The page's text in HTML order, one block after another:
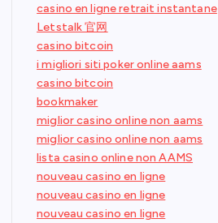
casino en ligne retrait instantane
Letstalk 官网
casino bitcoin
i migliori siti poker online aams
casino bitcoin
bookmaker
miglior casino online non aams
miglior casino online non aams
lista casino online non AAMS
nouveau casino en ligne
nouveau casino en ligne
nouveau casino en ligne